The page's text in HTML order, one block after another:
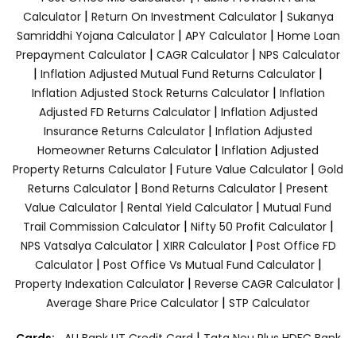
Calculator| Return On Investment Calculator| Sukanya
Samriddhi Yojana Calculator| APY Calculator| Home Loan
Prepayment Calculator | CAGR Calculator | NPS Calculator
| Inflation Adjusted Mutual Fund Returns Calculator |
Inflation Adjusted Stock Returns Calculator| Inflation
Adjusted FD Returns Calculator| Inflation Adjusted
Insurance Returns Calculator | Inflation Adjusted
Homeowner Returns Calculator | Inflation Adjusted
Property Returns Calculator | Future Value Calculator | Gold
Returns Calculator | Bond Returns Calculator | Present
Value Calculator | Rental Yield Calculator | Mutual Fund
Trail Commission Calculator| Nifty 50 Profit Calculator|
NPS Vatsalya Calculator| XIRR Calculator| Post Office FD
Calculator| Post Office Vs Mutual Fund Calculator|
Property Indexation Calculator | Reverse CAGR Calculator |
Average Share Price Calculator | STP Calculator